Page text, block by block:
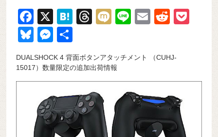
F
a
c
e
b
o
k
X
H
n
a
T
a
d
s
M
Li
E
R
di
t
Bl
e
sk
M
ss
e
n
g
er
有
DUALSHOCK 4 背面ボタンアタッチメント （CUHJ-
15017）数量限定の追加出荷情報